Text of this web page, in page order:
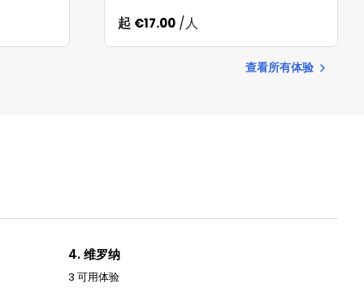
起 €17.00 /人
查看所有体验
4. 维罗纳
3 可用体验